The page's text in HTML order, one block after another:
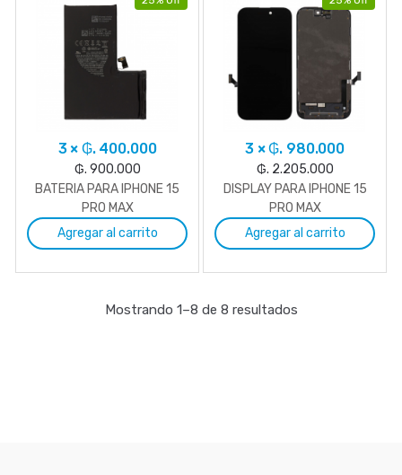
3 × ₲. 400.000
₲. 900.000
BATERIA PARA IPHONE 15
PRO MAX
Agregar al carrito
3 × ₲. 980.000
₲. 2.205.000
DISPLAY PARA IPHONE 15
PRO MAX
Agregar al carrito
Mostrando 1–8 de 8 resultados